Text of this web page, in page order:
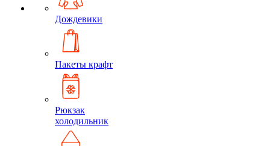
Дождевики
Пакеты крафт
Рюкзак
холодильник